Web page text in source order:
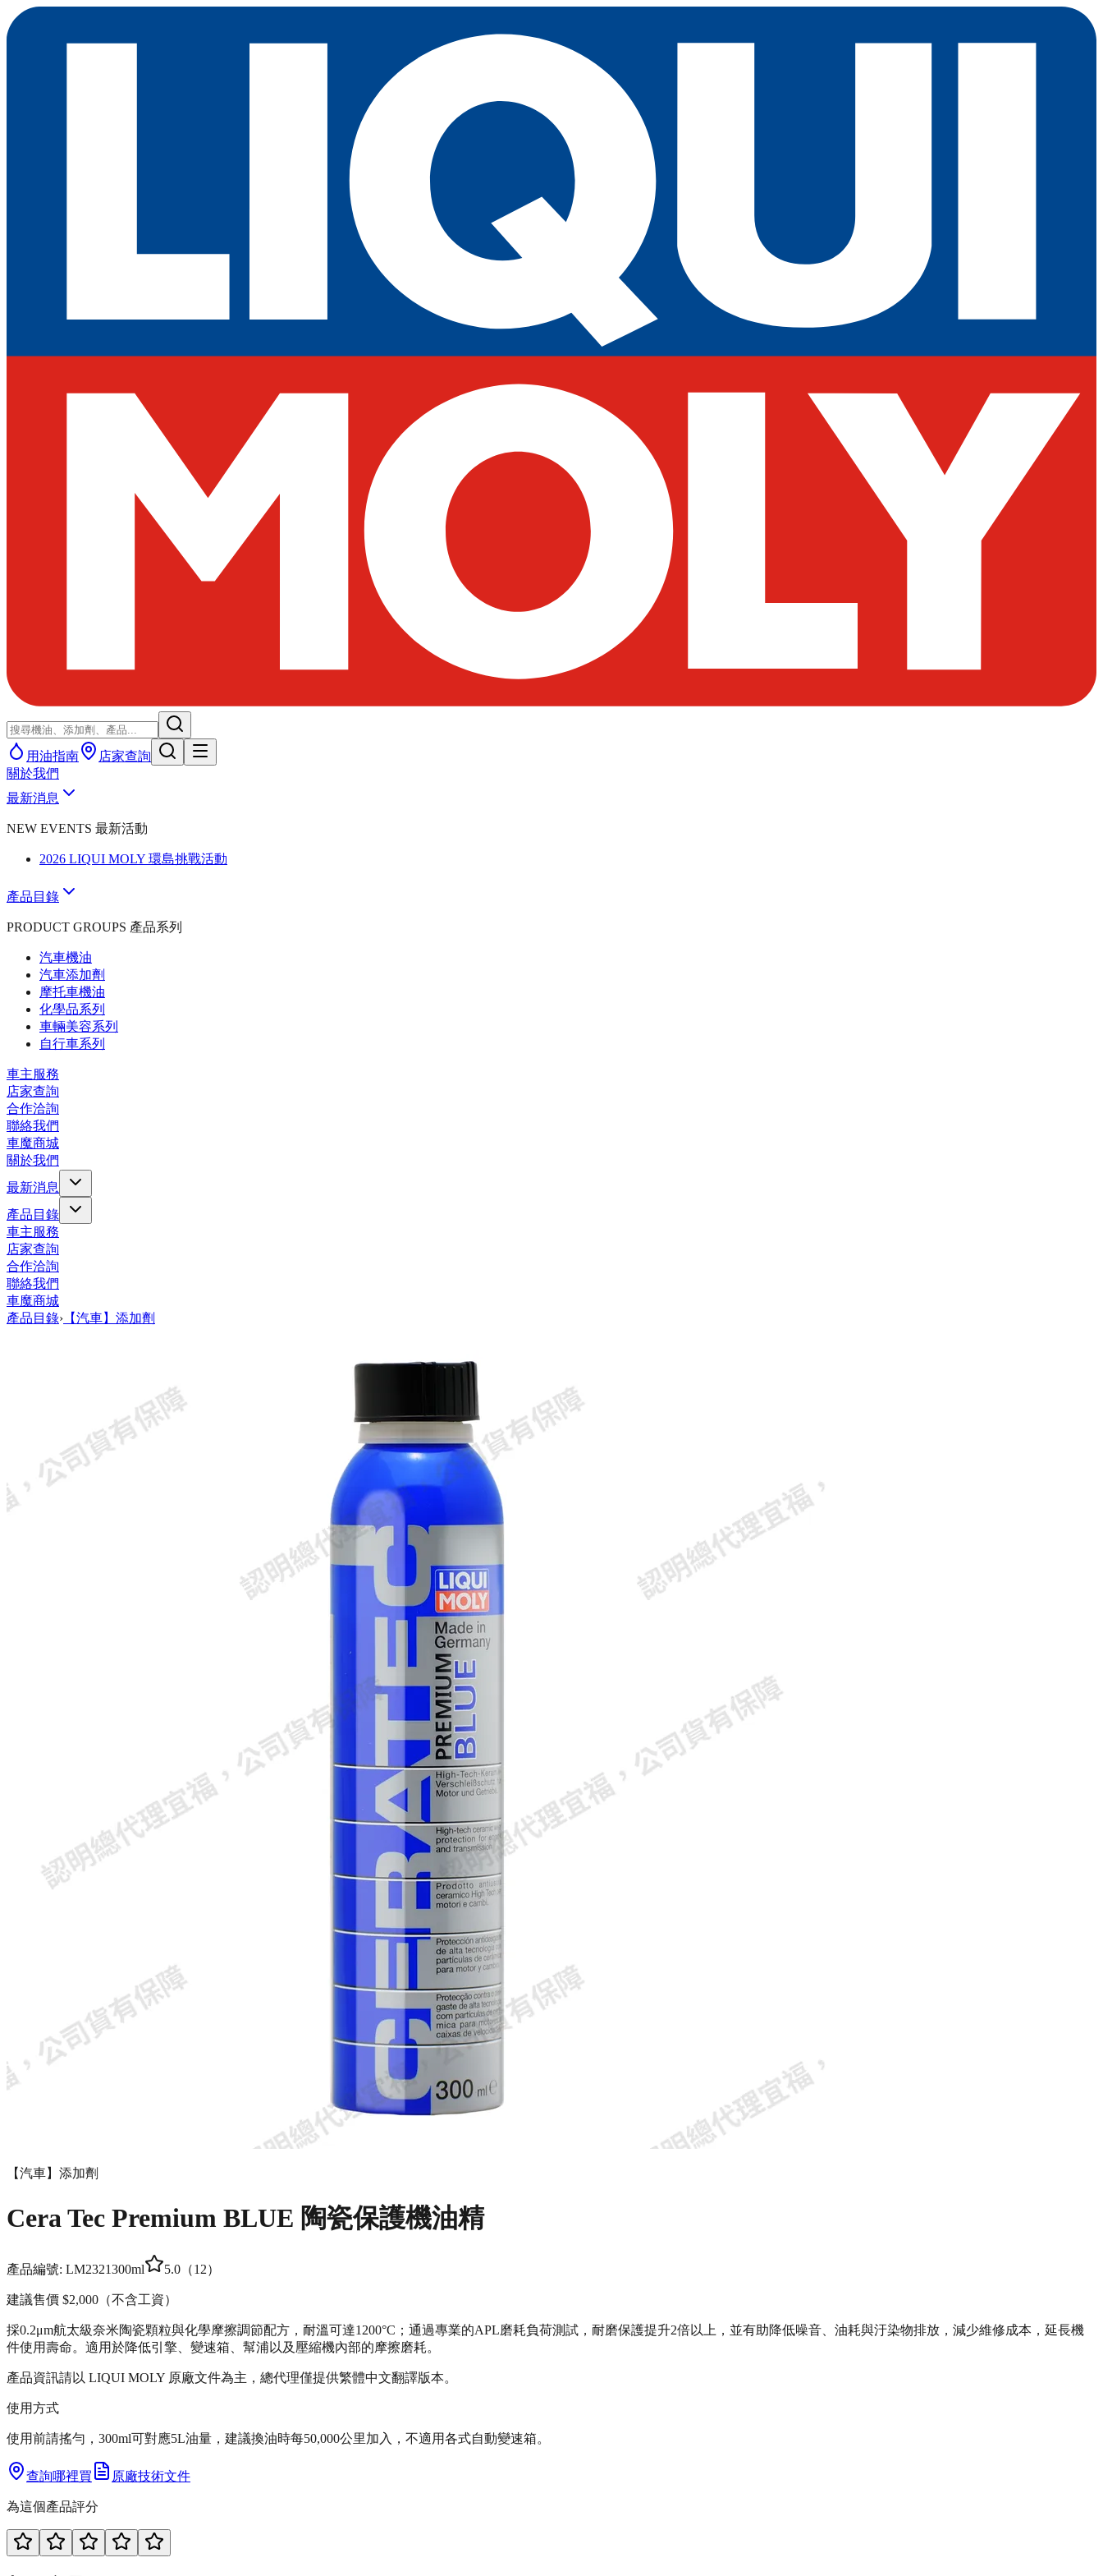
用油指南
店家查詢
關於我們
最新消息
NEW EVENTS 最新活動
2026 LIQUI MOLY 環島挑戰活動
產品目錄
PRODUCT GROUPS 產品系列
汽車機油
汽車添加劑
摩托車機油
化學品系列
車輛美容系列
自行車系列
車主服務
店家查詢
合作洽詢
聯絡我們
車魔商城
關於我們
最新消息
產品目錄
車主服務
店家查詢
合作洽詢
聯絡我們
車魔商城
產品目錄› 【汽車】添加劑
【汽車】添加劑
Cera Tec Premium BLUE 陶瓷保護機油精
產品編號: LM2321300ml 5.0 （12）
建議售價 $2,000 （不含工資）
採0.2μm航太級奈米陶瓷顆粒與化學摩擦調節配方，耐溫可達1200°C；通過專業的APL磨耗負荷測試，耐磨保護提升2倍以上，並有助降低噪音、油耗與汙染物排放，減少維修成本，延長機
件使用壽命。適用於降低引擎、變速箱、幫浦以及壓縮機內部的摩擦磨耗。
產品資訊請以 LIQUI MOLY 原廠文件為主，總代理僅提供繁體中文翻譯版本。
使用方式
使用前請搖勻，300ml可對應5L油量，建議換油時每50,000公里加入，不適用各式自動變速箱。
查詢哪裡買 原廠技術文件
為這個產品評分